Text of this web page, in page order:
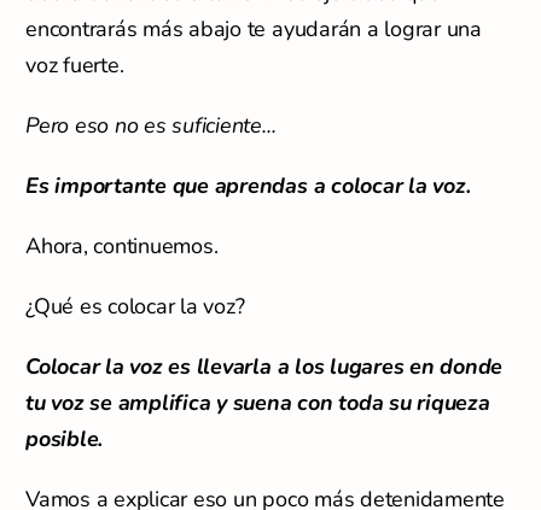
encontrarás más abajo te ayudarán a lograr una
voz fuerte.
Pero eso no es suficiente...
Es importante que aprendas a colocar la voz.
Ahora, continuemos.
¿Qué es colocar la voz?
Colocar la voz es llevarla a los lugares en donde
tu voz se amplifica y suena con toda su riqueza
posible.
Vamos a explicar eso un poco más detenidamente